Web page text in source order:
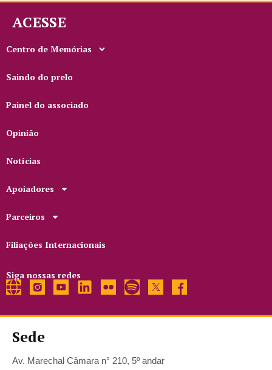
ACESSE
Centro de Memórias
Saindo do prelo
Painel do associado
Opinião
Notícias
Apoiadores
Parceiros
Filiações Internacionais
Siga nossas redes
Sede
Av. Marechal Câmara n° 210, 5º andar